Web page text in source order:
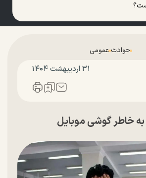
حوادث عمومی
۳۱ ارديبهشت ۱۴۰۴
به خاطر گوشی موبایل